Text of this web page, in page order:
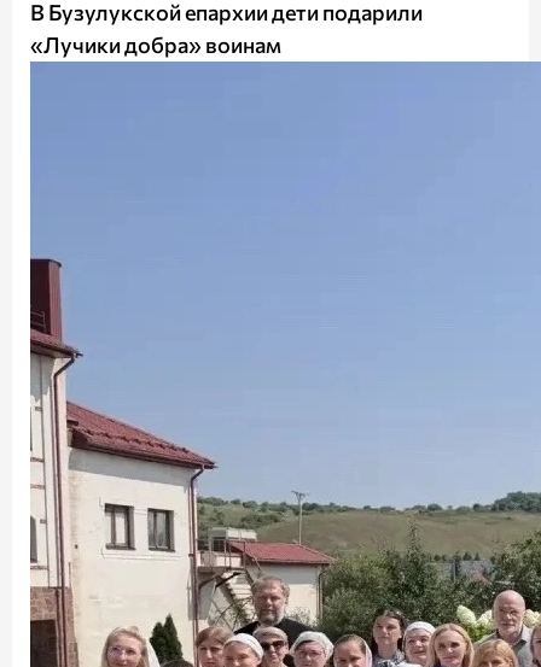
В Бузулукской епархии дети подарили
«Лучики добра» воинам